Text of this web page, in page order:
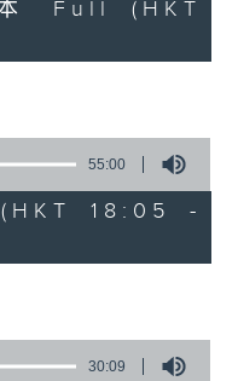
Full (HKT
55:00
18:05 -
30:09